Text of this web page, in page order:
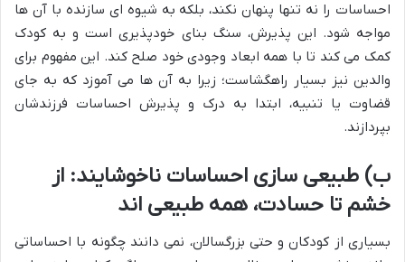
احساسات را نه تنها پنهان نکند، بلکه به شیوه ای سازنده با آن ها
مواجه شود. این پذیرش، سنگ بنای خودپذیری است و به کودک
کمک می کند تا با همه ابعاد وجودی خود صلح کند. این مفهوم برای
والدین نیز بسیار راهگشاست؛ زیرا به آن ها می آموزد که به جای
قضاوت یا تنبیه، ابتدا به درک و پذیرش احساسات فرزندشان
بپردازند.
ب) طبیعی سازی احساسات ناخوشایند: از
خشم تا حسادت، همه طبیعی اند
بسیاری از کودکان و حتی بزرگسالان، نمی دانند چگونه با احساساتی